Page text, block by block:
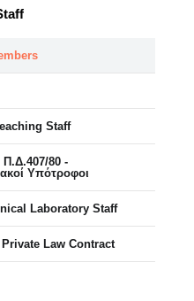
Staff
Π.Δ.407/80 -
Υπότροφοι
Laboratory Staff
Law Contract